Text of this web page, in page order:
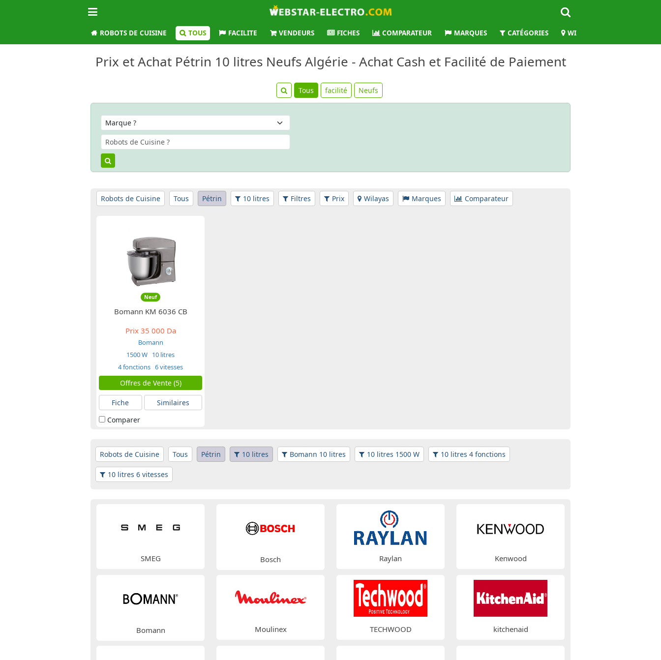
ROBOTS DE CUISINE TOUS FACILITE VENDEURS FICHES COMPARATEUR MARQUES CATÉGORIES WILAYAS
Prix et Achat Pétrin 10 litres Neufs Algérie - Achat Cash et Facilité de Paiement
Tous facilité Neufs
Robots de Cuisine Tous Pétrin 10 litres Filtres Prix Wilayas Marques Comparateur
Neuf
Bomann KM 6036 CB
Prix35 000 Da
Bomann
1500 W 10 litres
4 fonctions 6 vitesses
Offres de Vente (5)
Fiche
Similaires
Comparer
Robots de Cuisine Tous Pétrin 10 litres Bomann 10 litres 10 litres 1500 W 10 litres 4 fonctions
10 litres 6 vitesses
SMEG Bosch Raylan Kenwood
Bomann Moulinex TECHWOOD kitchenaid